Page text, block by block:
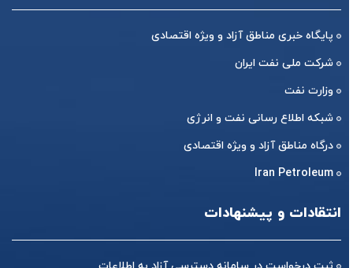
پایگاه خبری مناطق آزاد و ویژه اقتصادی
شرکت ملی نفت ایران
وزارت نفت
شبکه اطلاع رسانی نفت و انرژی
درگاه مناطق آزاد و ویژه اقتصادی
Iran Petroleum
انتقادات و پیشنهادات